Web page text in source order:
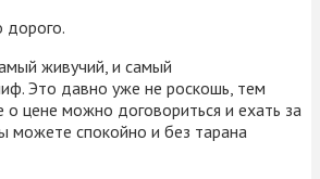
живучий, и самый
Это давно уже не роскошь, тем
о цене можно договориться и ехать за
можете спокойно и без тарана